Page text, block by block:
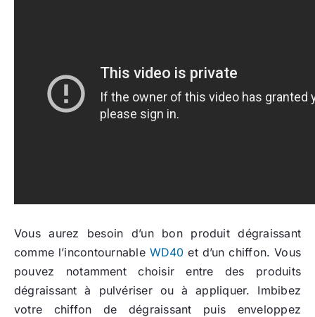
Vous aurez besoin d’un bon produit dégraissant
comme l’incontournable WD40 et d’un chiffon. Vous
pouvez notamment choisir entre des produits
dégraissant à pulvériser ou à appliquer. Imbibez
votre chiffon de dégraissant puis enveloppez